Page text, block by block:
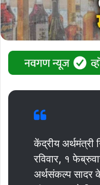
केंद्रीय अर्थमंत्री
रविवार, १
अर्थसंकल्प सादर